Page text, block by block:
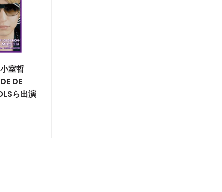
室哲
DE
ら出演